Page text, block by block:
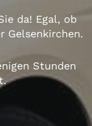
da! Egal, ob
Gelsenkirchen.
Stunden